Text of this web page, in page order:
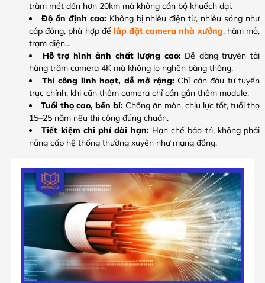
trăm mét đến hơn 20km mà không cần bộ khuếch đại.
Độ ổn định cao: Không bị nhiễu điện từ, nhiễu sóng như
cáp đồng, phù hợp để lắp đặt camera nhà xưởng, hầm mỏ,
trạm điện…
Hỗ trợ hình ảnh chất lượng cao: Dễ dàng truyền tải
hàng trăm camera 4K mà không lo nghẽn băng thông.
Thi công linh hoạt, dễ mở rộng: Chỉ cần đầu tư tuyến
trục chính, khi cần thêm camera chỉ cần gắn thêm module.
Tuổi thọ cao, bền bỉ: Chống ăn mòn, chịu lực tốt, tuổi thọ
15–25 năm nếu thi công đúng chuẩn.
Tiết kiệm chi phí dài hạn: Hạn chế bảo trì, không phải
nâng cấp hệ thống thường xuyên như mạng đồng.